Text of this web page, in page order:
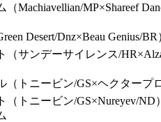
（Machiavellian/MP×Shareef
Desert/Dnz×Beau Genius/BR
（サンデーサイレンス/
（トニービン/GS×ヘクタープ
（トニービン/GS×Nureyev/ND